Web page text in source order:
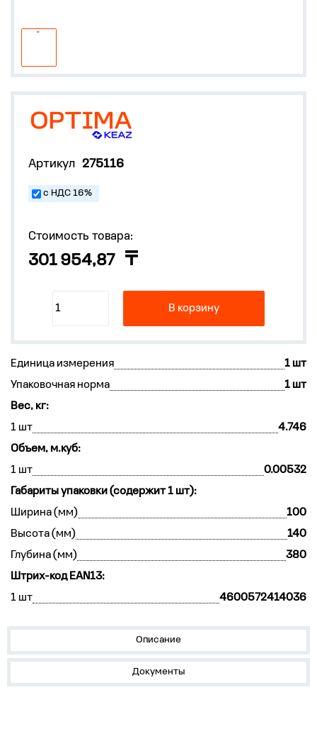
Артикул 275116
с НДС 16%
Стоимость товара:
301 954,87
В корзину
Единица измерения
1 шт
Упаковочная норма
1 шт
Вес, кг:
1 шт
4.746
Объем, м.куб:
1 шт
0.00532
Габариты упаковки (содержит 1 шт):
Ширина (мм)
100
Высота (мм)
140
Глубина (мм)
380
Штрих-код EAN13:
1 шт
4600572414036
Описание
Документы